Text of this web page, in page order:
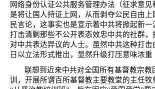
网络身份认证公共服务管理办法（征求意
是将让国人持证上网，从而剥夺公民自由上
民言论，这事实也是宣示着中共将掀起新一
打击清剿那些不公开表态效忠中共的社群，
对中共表达异议的人士。虽然中共这种打击
日以立法形式推出，显然升级打压意味浓重
联想到近来中共对全国所有基督教宗教
训，开展所谓百所基督教主要教堂的主任牧